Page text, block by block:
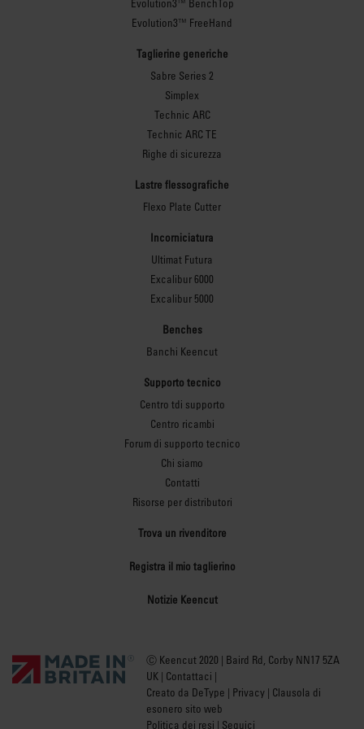
Evolution3™ BenchTop
Evolution3™ FreeHand
Taglierine generiche
Sabre Series 2
Simplex
Technic ARC
Technic ARC TE
Righe di sicurezza
Lastre flessografiche
Flexo Plate Cutter
Incorniciatura
Ultimat Futura
Excalibur 6000
Excalibur 5000
Benches
Banchi Keencut
Supporto tecnico
Centro tdi supporto
Centro ricambi
Forum di supporto tecnico
Chi siamo
Contatti
Risorse per distributori
Trova un rivenditore
Registra il mio taglierino
Notizie Keencut
Ⓒ Keencut 2020 | Baird Rd, Corby NN17 5ZA
UK | Contattaci |
Creato da DeType | Privacy | Clausola di
esonero sito web
Politica dei resi | Seguici